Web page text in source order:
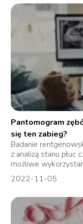
Pantomogram
się ten zabieg?
Badanie
z analizą stanu płuc
możliwe
2022-11-05